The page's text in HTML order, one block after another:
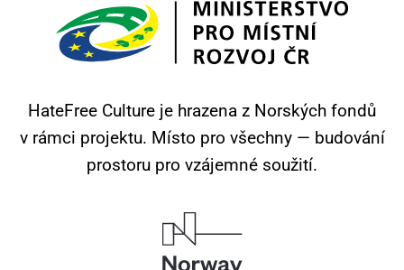
HateFree Culture je hrazena z Norských fondů
v rámci projektu. Místo pro všechny — budování
prostoru pro vzájemné soužití.